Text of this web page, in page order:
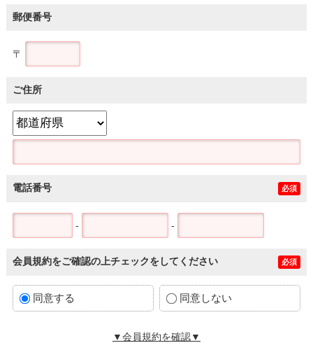
郵便番号
〒
ご住所
電話番号 必須
- -
会員規約をご確認の上チェックをしてください 必須
同意する 同意しない
▼会員規約を確認▼